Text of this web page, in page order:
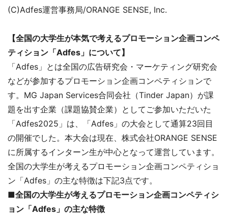
(C)Adfes運営事務局/ORANGE SENSE, Inc.
【全国の大学生が本気で考えるプロモーション企画コンペ
ティション「Adfes」について】
「Adfes」とは全国の広告研究会・マーケティング研究会
などが参加するプロモーション企画コンペティションで
す。MG Japan Services合同会社（Tinder Japan）が課
題を出す企業（課題協賛企業）としてご参加いただいた
「Adfes2025」は、「Adfes」の大会として通算23回目
の開催でした。本大会は現在、株式会社ORANGE SENSE
に所属するインターン生が中心となって運営しています。
全国の大学生が考えるプロモーション企画コンペティショ
ン「Adfes」の主な特徴は下記3点です。
■全国の大学生が考えるプロモーション企画コンペティシ
ョン「Adfes」の主な特徴